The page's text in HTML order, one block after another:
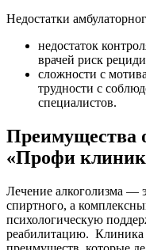
Недостатки
недостаток
врачей риск
сложности с
трудности с
специалистов.
Преимущества
«Профи клиник
Лечение алкоголизма —
спиртного, а
психологическую
реабилитацию. Клиника